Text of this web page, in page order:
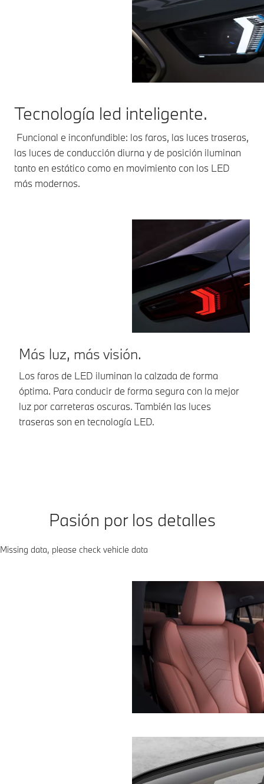
Tecnología led inteligente.
Funcional e inconfundible: los faros, las luces traseras,
las luces de conducción diurna y de posición iluminan
tanto en estático como en movimiento con los LED
más modernos.
Más luz, más visión.
Los faros de LED iluminan la calzada de forma
óptima. Para conducir de forma segura con la mejor
luz por carreteras oscuras. También las luces
traseras son en tecnología LED.
Pasión por los detalles
Missing data, please check vehicle data